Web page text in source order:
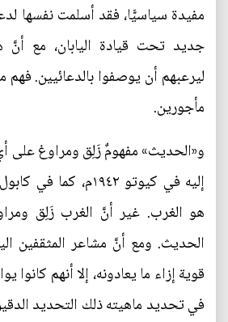
مفيدة سياسيًّا، فقد أسلمت نفسها
جديد تحت قيادة اليابان، مع أنَّ
ليرعبهم أن يوصفوا بالدعائيين. فهم
مأجورين.
و«الحديث» مفهومٌ زَلِق ومراوغ على
هو الغرب. غير أنَّ الغرب زَلِق
الحديث. ومع أنَّ مشاعر المثقفين
قوية إزاء ما يعادونه، إلا أنهم
في تحديد ماهيته ذلك التحديد